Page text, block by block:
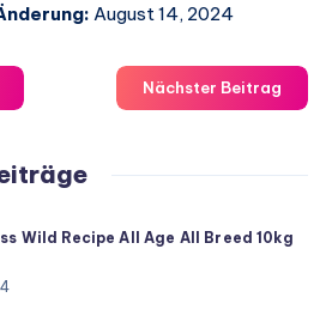
August 14, 2024
Nächster Beitrag
Wild Recipe All Age All Breed 10kg